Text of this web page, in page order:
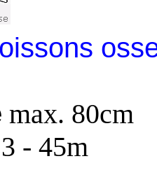
max. 80cm
3 - 45m